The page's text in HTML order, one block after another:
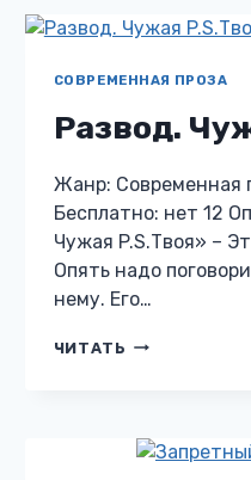
СОВРЕМЕННАЯ ПРОЗА
Развод.
Жанр: Современная
Бесплатно: нет 12
Чужая P.S.Твоя» –
Опять надо
нему. Его…
ЧИТАТЬ РАЗВОД.